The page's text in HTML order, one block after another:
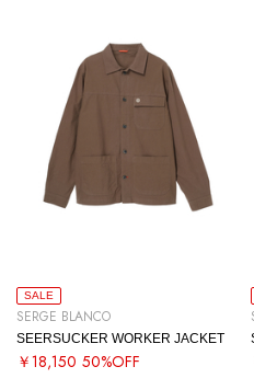
SALE
SERGE BLANCO
SEERSUCKER WORKER JACKET
￥18,150 50%OFF